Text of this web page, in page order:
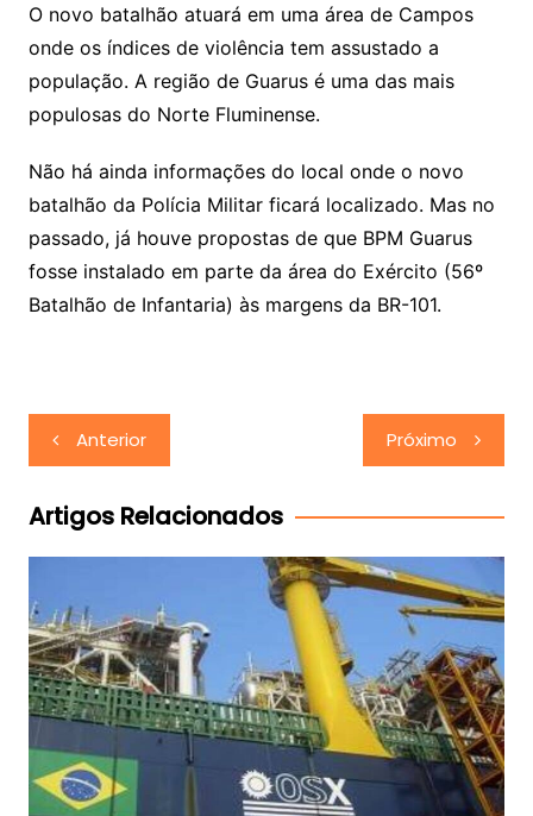
O novo batalhão atuará em uma área de Campos
onde os índices de violência tem assustado a
população. A região de Guarus é uma das mais
populosas do Norte Fluminense.
Não há ainda informações do local onde o novo
batalhão da Polícia Militar ficará localizado. Mas no
passado, já houve propostas de que BPM Guarus
fosse instalado em parte da área do Exército (56º
Batalhão de Infantaria) às margens da BR-101.
Navegação
de
Post
Anterior Próximo
Artigos Relacionados